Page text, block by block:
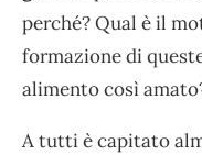
perché? Qual è il
formazione di
alimento così
A tutti è capitato